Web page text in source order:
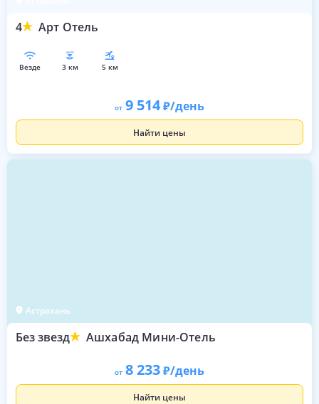
4 Арт Отель
везде 3 км 5 км
от 9 514 /день
Найти цены
Астрахань
Без звезд Ашхабад Мини-Отель
от 8 233 /день
Найти цены